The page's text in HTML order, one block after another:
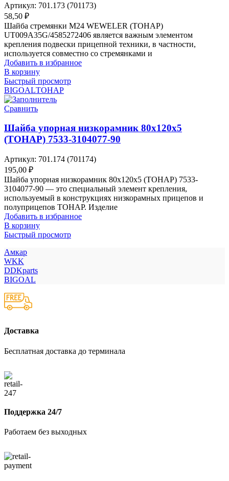
Артикул: 701.173 (701173)
58,50 ₽
Шайба стремянки М24 WEWELER (ТОНАР)
UT009A35G/4585272406 является важным элементом
крепления подвески прицепной техники, в частности,
используется совместно со стремянками и
Добавить в избранное
В корзину
Быстрый просмотр
BIGOALТОНАР
Сравнить
Шайба упорная низкорамник 80x120x5
(ТОНАР) 7533-3104077-90
Артикул: 701.174 (701174)
195,00 ₽
Шайба упорная низкорамник 80x120x5 (ТОНАР) 7533-
3104077-90 — это специальный элемент крепления,
используемый в конструкциях низкорамных прицепов и
полуприцепов ТОНАР. Изделие
Добавить в избранное
В корзину
Быстрый просмотр
Амкар
WKK
DDKparts
BIGOAL
Доставка
Бесплатная доставка до терминала
Поддержка 24/7
Работаем без выходных